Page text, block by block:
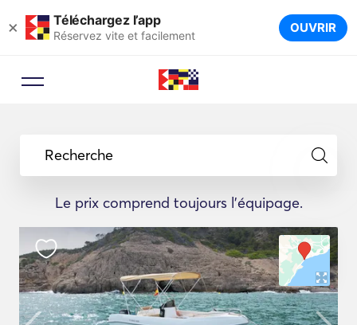
× Téléchargez l’app
Réservez vite et facilement OUVRIR
Recherche
Le prix comprend toujours l'équipage.